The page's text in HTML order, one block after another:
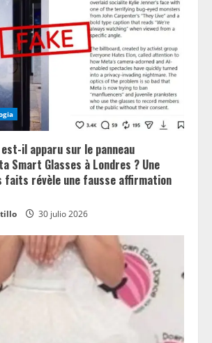
il apparu sur le panneau
Smart Glasses à Londres ? Une
faits révèle une fausse affirmation
30 julio 2026